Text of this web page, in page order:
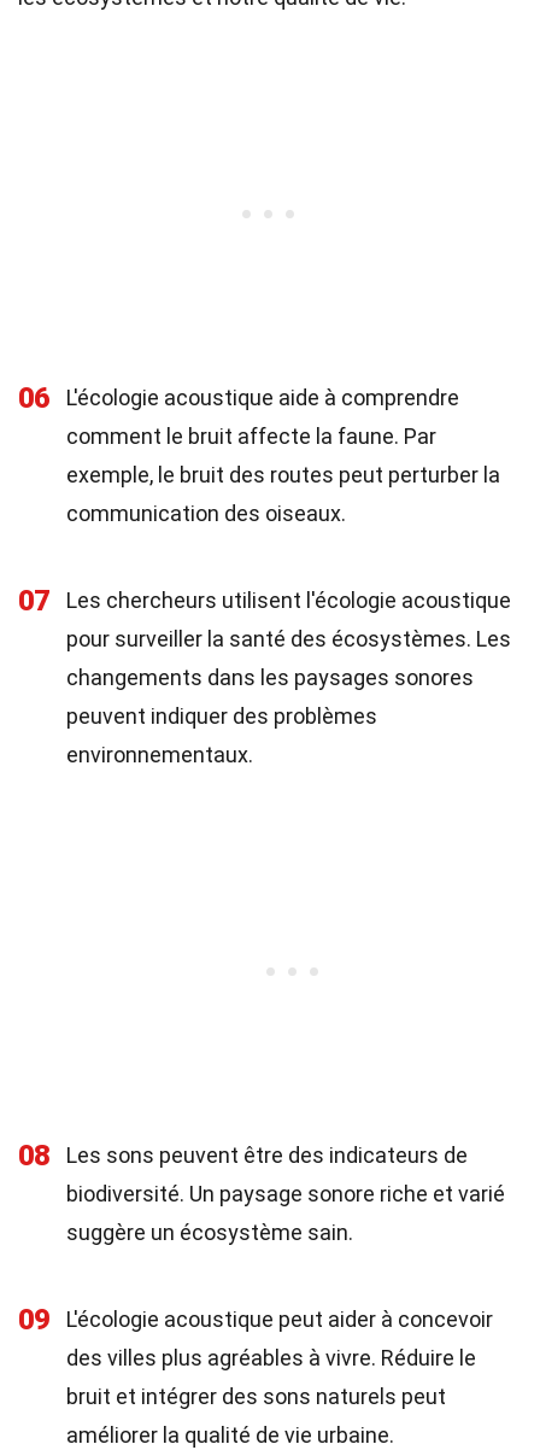
06
L'écologie acoustique aide à comprendre
comment le bruit affecte la faune. Par
exemple, le bruit des routes peut perturber la
communication des oiseaux.
07
Les chercheurs utilisent l'écologie acoustique
pour surveiller la santé des écosystèmes. Les
changements dans les paysages sonores
peuvent indiquer des problèmes
environnementaux.
08
Les sons peuvent être des indicateurs de
biodiversité. Un paysage sonore riche et varié
suggère un écosystème sain.
09
L'écologie acoustique peut aider à concevoir
des villes plus agréables à vivre. Réduire le
bruit et intégrer des sons naturels peut
améliorer la qualité de vie urbaine.